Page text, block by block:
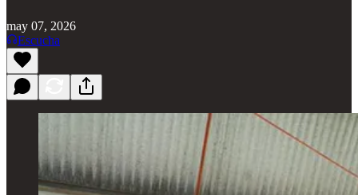
may 07, 2026
Escucha